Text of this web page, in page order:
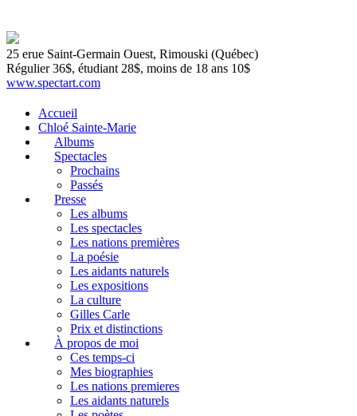
25 erue Saint-Germain Ouest, Rimouski (Québec)
Régulier 36$, étudiant 28$, moins de 18 ans 10$
www.spectart.com
Accueil
Chloé Sainte-Marie
Albums
Spectacles
Prochains
Passés
Presse
Les albums
Les spectacles
Les nations premières
La poésie
Les aidants naturels
Les expositions
La culture
Gilles Carle
Prix et distinctions
À propos de moi
Ces temps-ci
Mes biographies
Les nations premieres
Les aidants naturels